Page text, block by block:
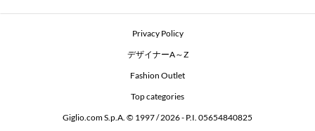
Beauty Seekers VIP Club
Privacy Policy
デザイナーA～Z
Fashion Outlet
Top categories
Giglio.com S.p.A. © 1997 / 2026 - P.I. 05654840825